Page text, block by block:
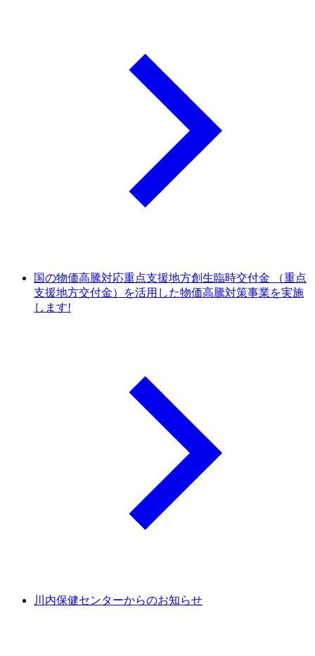
国の物価高騰対応重点支援地方創生臨時交付金 （重点
支援地方交付金）を活用した物価高騰対策事業を実施
します!
川内保健センターからのお知らせ